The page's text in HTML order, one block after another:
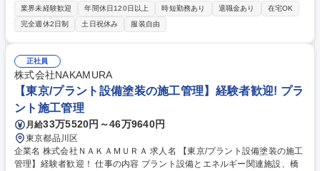
業価値創出、業務活用されるAIソリューション実現、課題に応じた最適な
アプローチの設計、継続的な改善と価値創出の推進をお任せします ※ご経
験やご意向に応じて案件のアサイン。以下案件例。 ■営業変革：定型業務
最適化により、顧客価値直結の提案時間の創出に寄与 ■住宅向け設備サー
ビス競争力強化：受付・問い合わせ等オペレーション業務へのAIエージェ
ント活用 ■電源運用高度化：需要予測、調達にかかるコストとリスクのバ
ランス最適化 ■分析業務AIエージェント化：人が課題設定・意思決定など
の高付加価値業務に注力できる体制を実現 募集職種 【26-DX-6】Applied
AI Scientist_データ活用・AI構築_グループ全体のDX推進
業界未経験歓迎 年間休日120日以上 時短勤務あり 退職金あり
在宅OK
完全週休2日制
土日祝休み 服装自由
正社員
株式会社NAKAMURA
【東京/プラント設備塗装の施工管理】経験者歓迎! プラ
ント施工管理
月給33万5520円～46万9640円
東京都品川区
企業名 株式会社ＮＡＫＡＭＵＲＡ 求人名 【東京/プラント設備塗装の施工
管理】経験者歓迎！ 仕事の内容 プラント設備とエネルギー関連施設、橋